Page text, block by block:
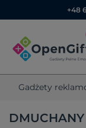
+48
Gadżety